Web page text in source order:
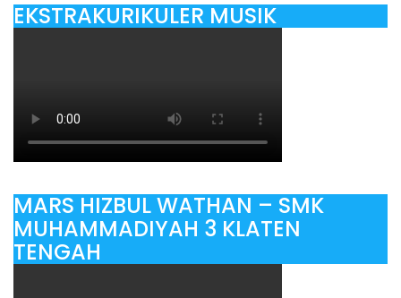
EKSTRAKURIKULER MUSIK
MARS HIZBUL WATHAN – SMK
MUHAMMADIYAH 3 KLATEN
TENGAH